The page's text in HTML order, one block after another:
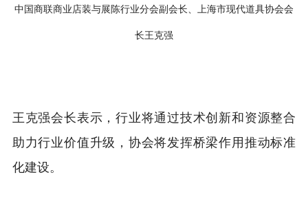
中国商联商业店装与展陈行业分会副会长、上海市现代道具协会会
长王克强
王克强会长表示，行业将通过技术创新和资源整合
助力行业价值升级，协会将发挥桥梁作用推动标准
化建设。